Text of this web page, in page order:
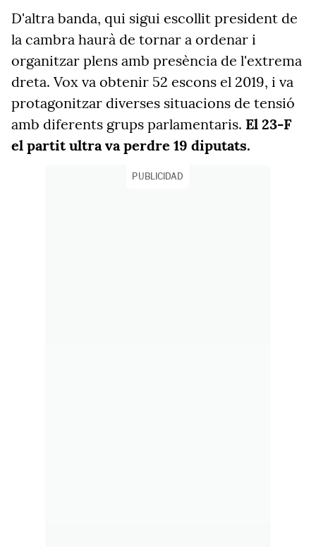
D'altra banda, qui sigui escollit president de
la cambra haurà de tornar a ordenar i
organitzar plens amb presència de l'extrema
dreta. Vox va obtenir 52 escons el 2019, i va
protagonitzar diverses situacions de tensió
amb diferents grups parlamentaris. El 23-F
el partit ultra va perdre 19 diputats.
PUBLICIDAD